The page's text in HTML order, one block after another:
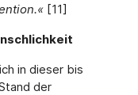
[11]
in dieser bis
der